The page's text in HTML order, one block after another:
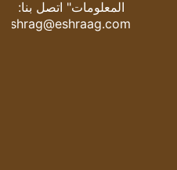
المعلومات" اتصل بنا:
eshrag@eshraag.com